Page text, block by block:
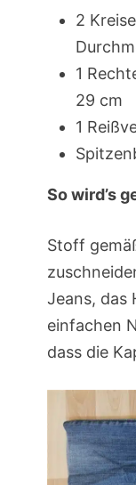
2
1
29 cm
1
So wird’s
Stoff
Jeans, das
einfachen
dass die